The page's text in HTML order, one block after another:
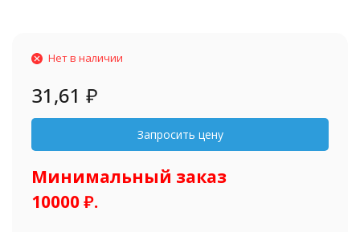
Нет в наличии
31,61 ₽
Минимальный заказ
10000 ₽.